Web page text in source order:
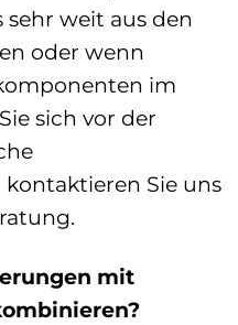
weit aus den
oder wenn
im
sich vor der
Sie uns
mit